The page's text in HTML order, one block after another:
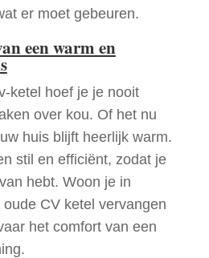
er moet gebeuren.
een warm en
ketel hoef je je nooit
over kou. Of het nu
huis blijft heerlijk warm.
stil en efficiënt, zodat je
hebt. Woon je in
CV ketel vervangen
het comfort van een